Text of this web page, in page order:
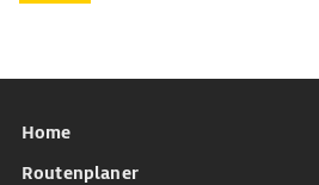
Home
Routenplaner